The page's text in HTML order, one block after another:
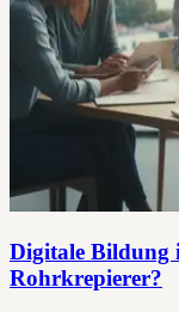
Digitale Bildung
Rohrkrepierer?